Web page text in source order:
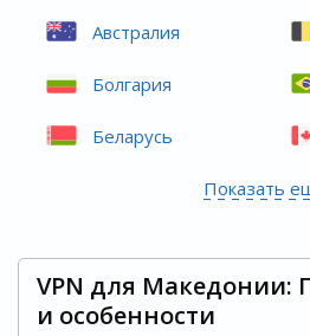
Австралия
Болгария
Беларусь
Показать
VPN для Македонии:
и особенности